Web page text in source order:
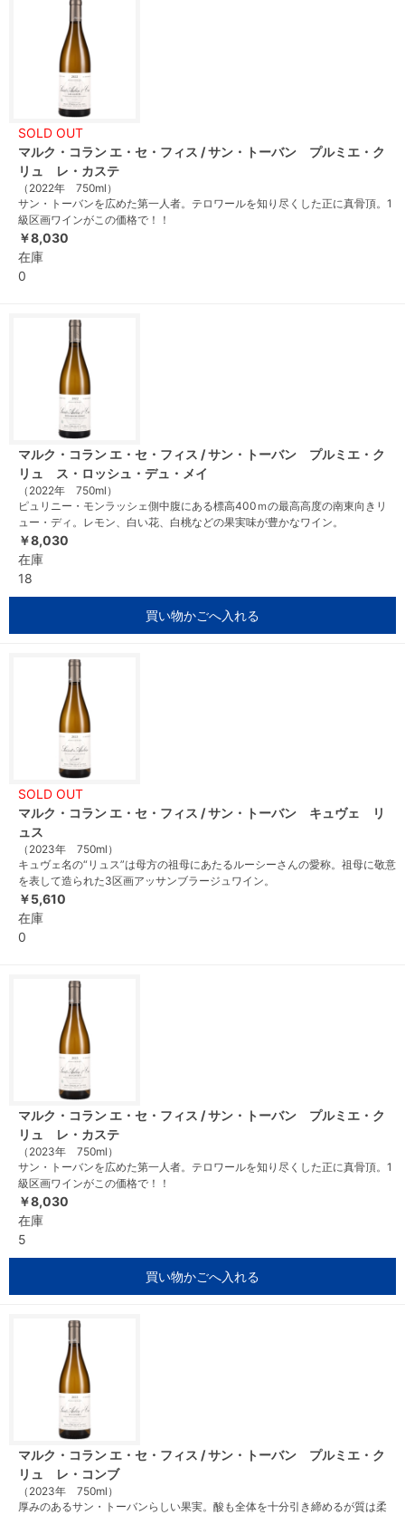
SOLD OUT
マルク・コラン エ・セ・フィス / サン・トーバン プルミエ・ク
リュ レ・カステ
（2022年 750ml）
サン・トーバンを広めた第一人者。テロワールを知り尽くした正に真骨頂。1
級区画ワインがこの価格で！！
￥8,030
在庫
0
マルク・コラン エ・セ・フィス / サン・トーバン プルミエ・ク
リュ ス・ロッシュ・デュ・メイ
（2022年 750ml）
ピュリニー・モンラッシェ側中腹にある標高400ｍの最高高度の南東向きリ
ュー・ディ。レモン、白い花、白桃などの果実味が豊かなワイン。
￥8,030
在庫
18
買い物かごへ入れる
SOLD OUT
マルク・コラン エ・セ・フィス / サン・トーバン キュヴェ リ
ュス
（2023年 750ml）
キュヴェ名の“リュス”は母方の祖母にあたるルーシーさんの愛称。祖母に敬意
を表して造られた3区画アッサンブラージュワイン。
￥5,610
在庫
0
マルク・コラン エ・セ・フィス / サン・トーバン プルミエ・ク
リュ レ・カステ
（2023年 750ml）
サン・トーバンを広めた第一人者。テロワールを知り尽くした正に真骨頂。1
級区画ワインがこの価格で！！
￥8,030
在庫
5
買い物かごへ入れる
マルク・コラン エ・セ・フィス / サン・トーバン プルミエ・ク
リュ レ・コンブ
（2023年 750ml）
厚みのあるサン・トーバンらしい果実。酸も全体を十分引き締めるが質は柔